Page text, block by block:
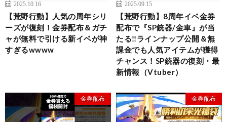
2025.10.16
【荒野行動】人気の周年シリ
ーズが復刻！金券配布＆ガチ
ャが無料で引ける新イベが神
すぎるwwww
2025.09.15
【荒野行動】8周年イベ金券
配布で『SP銃器/金車』が当
たる‼ラインナップ公開＆無
課金でも人気アイテムが獲得
チャンス！SP銃器の復刻・最
新情報（Vtuber）
金券配布 金券配布